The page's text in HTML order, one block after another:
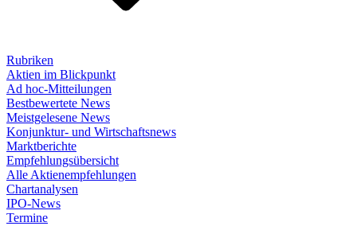
Rubriken
Aktien im Blickpunkt
Ad hoc-Mitteilungen
Bestbewertete News
Meistgelesene News
Konjunktur- und Wirtschaftsnews
Marktberichte
Empfehlungsübersicht
Alle Aktienempfehlungen
Chartanalysen
IPO-News
Termine